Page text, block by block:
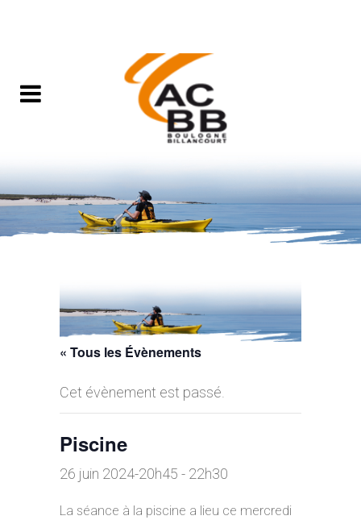
« Tous les Évènements
Cet évènement est passé.
Piscine
26 juin 2024-20h45 - 22h30
La séance à la piscine a lieu ce mercredi